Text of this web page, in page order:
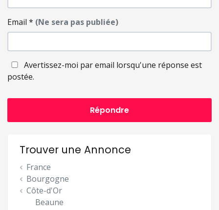
Email * (Ne sera pas publiée)
Avertissez-moi par email lorsqu'une réponse est
postée.
Répondre
Trouver une Annonce
France
Bourgogne
Côte-d'Or
Beaune